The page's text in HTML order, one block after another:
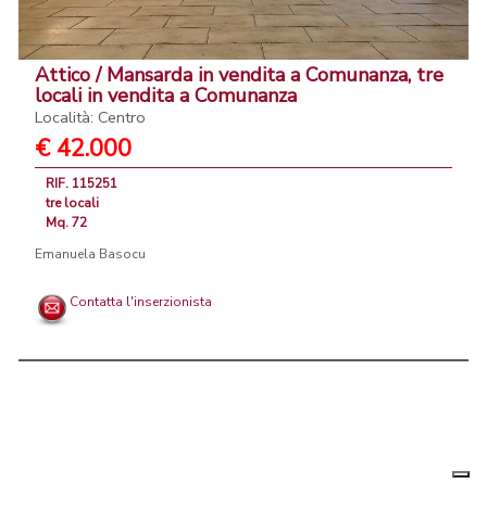
Attico / Mansarda in vendita a Comunanza, tre
locali in vendita a Comunanza
Località: Centro
€ 42.000
RIF. 115251
tre locali
Mq. 72
Emanuela Basocu
Contatta l'inserzionista